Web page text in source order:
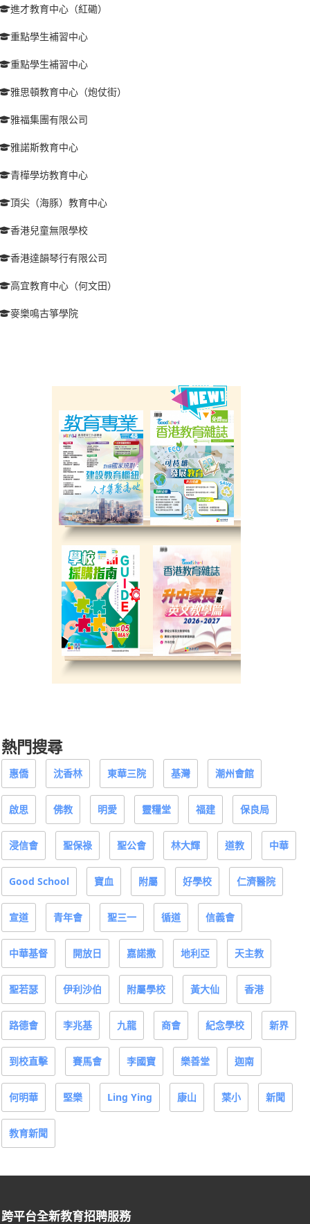
進才教育中心（紅磡）
重點學生補習中心
重點學生補習中心
雅思頓教育中心（炮仗街）
雅福集團有限公司
雅諾斯教育中心
青樺學坊教育中心
頂尖（海豚）教育中心
香港兒童無限學校
香港達韻琴行有限公司
高宜教育中心（何文田）
麥樂鳴古箏學院
熱門搜尋
惠僑 沈香林 東華三院 基灣 潮州會館
啟思 佛教 明愛 靈糧堂 福建 保良局
浸信會 聖保祿 聖公會 林大輝 道教 中華
Good School 寶血 附屬 好學校 仁濟醫院
宣道 青年會 聖三一 循道 信義會
中華基督 開放日 嘉諾撒 地利亞 天主教
聖若瑟 伊利沙伯 附屬學校 黃大仙 香港
路德會 李兆基 九龍 商會 紀念學校 新界
到校直擊 賽馬會 李國寶 樂善堂 迦南
何明華 堅樂 Ling Ying 康山 葉小 新聞
教育新聞
跨平台全新教育招聘服務